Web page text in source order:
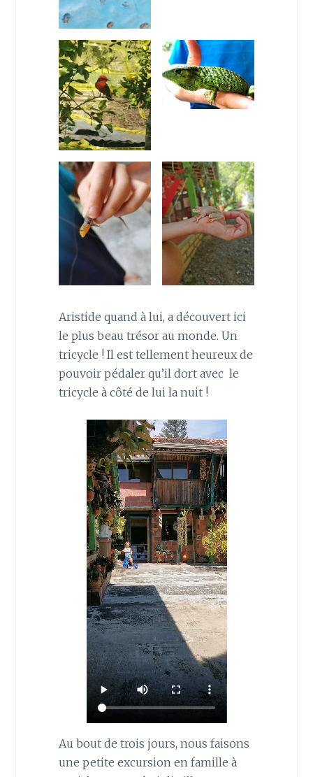
Aristide quand à lui, a découvert ici
le plus beau trésor au monde. Un
tricycle ! Il est tellement heureux de
pouvoir pédaler qu’il dort avec le
tricycle à côté de lui la nuit !
Au bout de trois jours, nous faisons
une petite excursion en famille à